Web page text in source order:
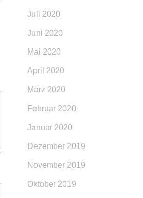
Juli 2020
Juni 2020
Mai 2020
April 2020
März 2020
Februar 2020
Januar 2020
Dezember 2019
November 2019
Oktober 2019